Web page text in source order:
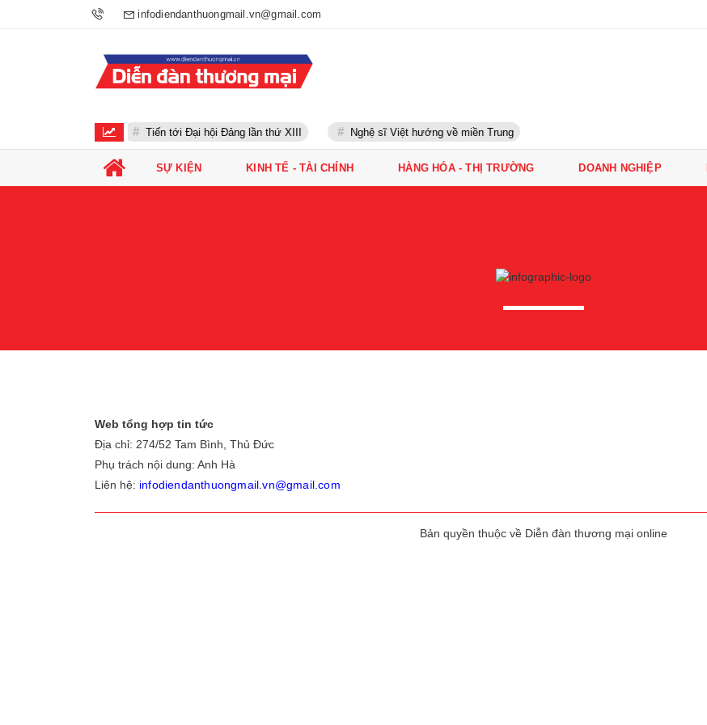
infodiendanthuongmail.vn@gmail.com
Tiến tới Đại hội Đảng lần thứ XIII Nghệ sĩ Việt hướng về miền Trung
SỰ KIỆN KINH TẾ - TÀI CHÍNH HÀNG HÓA - THỊ TRƯỜNG DOANH NGHIỆP
Web tổng hợp tin tức
Địa chỉ: 274/52 Tam Bình, Thủ Đức
Phụ trách nội dung: Anh Hà
Liên hệ: infodiendanthuongmail.vn@gmail.com
Bản quyền thuộc về Diễn đàn thương mại online